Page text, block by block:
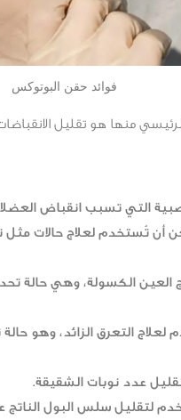
فوائد حقن البوتوكس
منها هو تقليل
التي تسبب انقباض
تُستخدم لعلاج حالات مثل
الكسولة، وهي حالة
التعرق الزائد، وهو
عدد نوبات الشقيقة.
لتقليل سلس البول الناتج